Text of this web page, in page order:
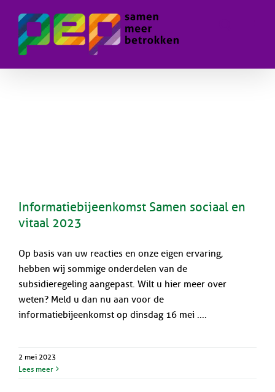
content
Informatiebijeenkomst Samen sociaal en
vitaal 2023
Op basis van uw reacties en onze eigen ervaring,
hebben wij sommige onderdelen van de
subsidieregeling aangepast. Wilt u hier meer over
weten? Meld u dan nu aan voor de
informatiebijeenkomst op dinsdag 16 mei ....
2 mei 2023
Lees meer